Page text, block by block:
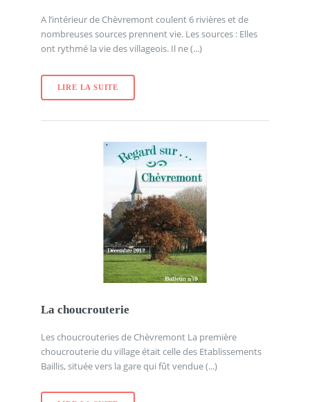
A l’intérieur de Chèvremont coulent 6 rivières et de
nombreuses sources prennent vie. Les sources : Elles
ont rythmé la vie des villageois. Il ne (...)
LIRE LA SUITE
La choucrouterie
Les choucrouteries de Chèvremont La première
choucrouterie du village était celle des Etablissements
Baillis, située vers la gare qui fût vendue (...)